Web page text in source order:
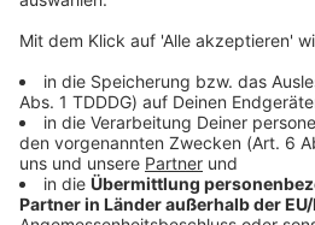
DAS KÖNNTE DICH AUCH
Welt